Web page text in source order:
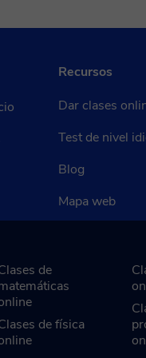
Recursos
Dar clases
Test de nivel
Blog
Mapa web
de
de física